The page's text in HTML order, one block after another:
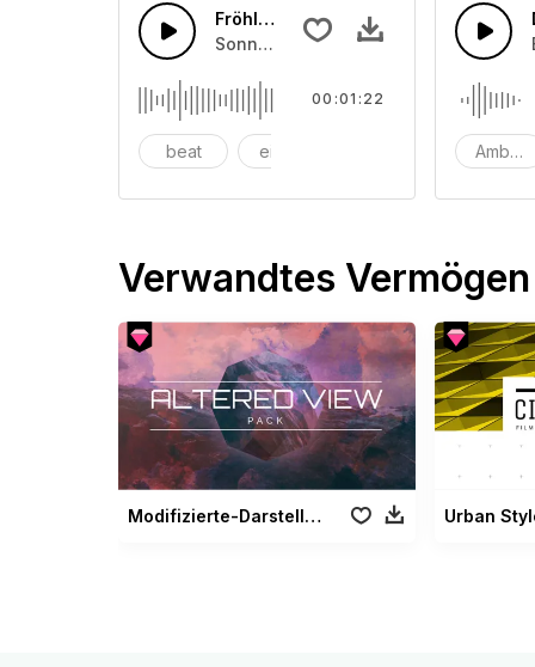
Fröhlicher Popstar-Sommer-Beat
Sonniger Pop mit Basstrommel,
beat eingängig Selbstbewusst
00:01:22
Verwandtes Vermögen
Modifizierte-Darstellung Paket